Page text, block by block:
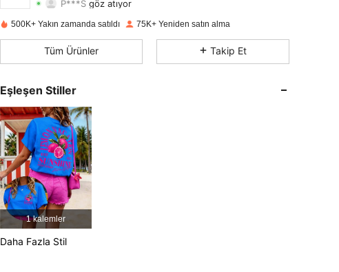
4,69 Derecelendirme
4,69 588 36K
4,69
4,69
4,69
4,69
500K+ Yakın zamanda satıldı 75K+ Yeniden satın alma
Tüm Ürünler Takip Et
Eşleşen Stiller
1 kalemler
Daha Fazla Stil